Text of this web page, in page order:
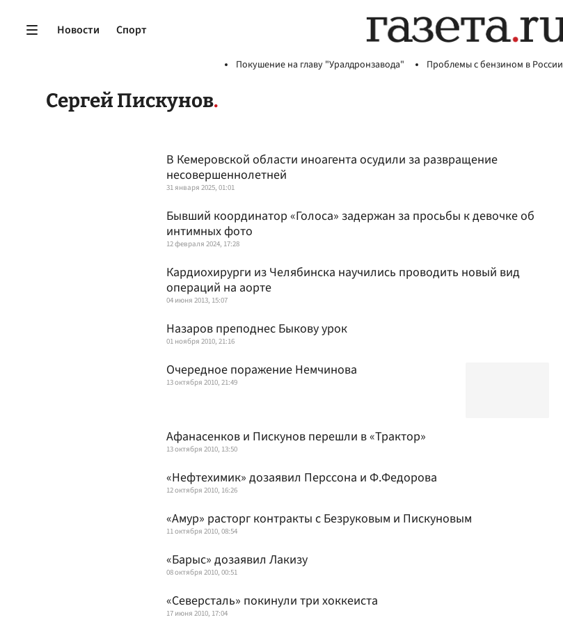
Новости Спорт
Покушение на главу "Уралдронзавода" Проблемы с бензином в России
Сергей Пискунов
В Кемеровской области иноагента осудили за развращение
несовершеннолетней
31 января 2025, 01:01
Бывший координатор «Голоса» задержан за просьбы к девочке об
интимных фото
12 февраля 2024, 17:28
Кардиохирурги из Челябинска научились проводить новый вид
операций на аорте
04 июня 2013, 15:07
Назаров преподнес Быкову урок
01 ноября 2010, 21:16
Очередное поражение Немчинова
13 октября 2010, 21:49
Афанасенков и Пискунов перешли в «Трактор»
13 октября 2010, 13:50
«Нефтехимик» дозаявил Перссона и Ф.Федорова
12 октября 2010, 16:26
«Амур» расторг контракты с Безруковым и Пискуновым
11 октября 2010, 08:54
«Барыс» дозаявил Лакизу
08 октября 2010, 00:51
«Северсталь» покинули три хоккеиста
17 июня 2010, 17:04